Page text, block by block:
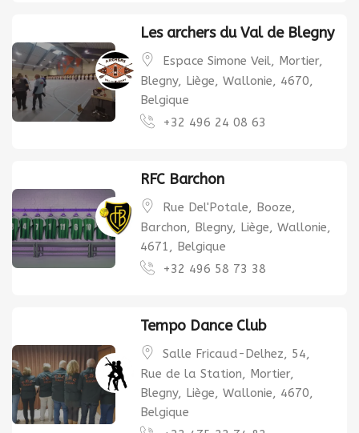
Les archers du Val de Blegny
Espace Simone Veil, Mortier,
Blegny, Liège, Wallonie, 4670,
Belgique
+32 496 24 08 63
RFC Barchon
Rue Del'Potale, Booze,
Barchon, Blegny, Liège, Wallonie,
4671, Belgique
+32 496 58 73 38
Tempo Dance Club
Salle Fricaud-Delhez, 54,
Rue de la Station, Mortier,
Blegny, Liège, Wallonie, 4670,
Belgique